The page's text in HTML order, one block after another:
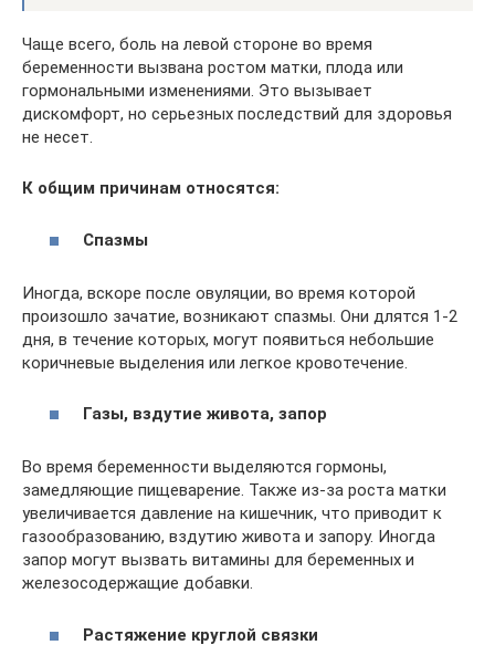
Чаще всего, боль на левой стороне во время
беременности вызвана ростом матки, плода или
гормональными изменениями. Это вызывает
дискомфорт, но серьезных последствий для здоровья
не несет.
К общим причинам относятся:
Спазмы
Иногда, вскоре после овуляции, во время которой
произошло зачатие, возникают спазмы. Они длятся 1-2
дня, в течение которых, могут появиться небольшие
коричневые выделения или легкое кровотечение.
Газы, вздутие живота, запор
Во время беременности выделяются гормоны,
замедляющие пищеварение. Также из-за роста матки
увеличивается давление на кишечник, что приводит к
газообразованию, вздутию живота и запору. Иногда
запор могут вызвать витамины для беременных и
железосодержащие добавки.
Растяжение круглой связки